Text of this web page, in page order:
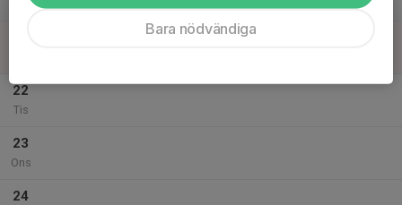
v.17
22
Tis
23
Ons
24
Bara nödvändiga